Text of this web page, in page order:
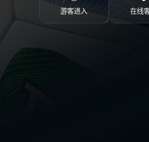
游客进入 在线